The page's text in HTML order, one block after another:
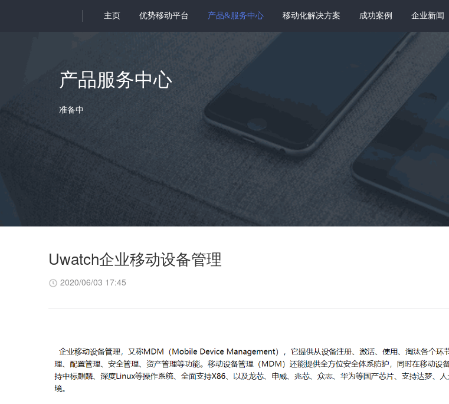
主页 优势移动平台 产品&服务中心 移动化解决方案 成功案例 企业新闻
产品服务中心
准备中
Uwatch企业移动设备管理
2020/06/03 17:45